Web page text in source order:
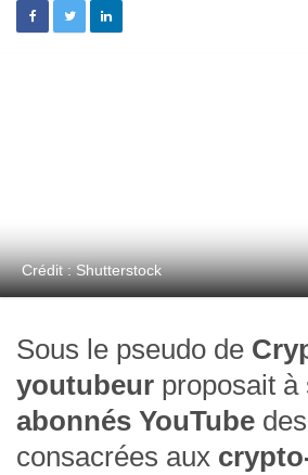
Crédit : Shutterstock
Sous le pseudo de
youtubeur proposait à
abonnés YouTube des
consacrées aux